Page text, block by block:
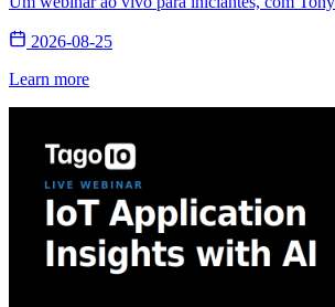
2026-08-25
Learn more